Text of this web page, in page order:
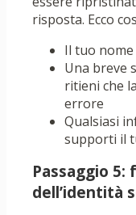
risposta. Ecco
Il tuo
Una breve
ritieni che
errore
Qualsiasi
supporti il
Passaggio
dell’identità